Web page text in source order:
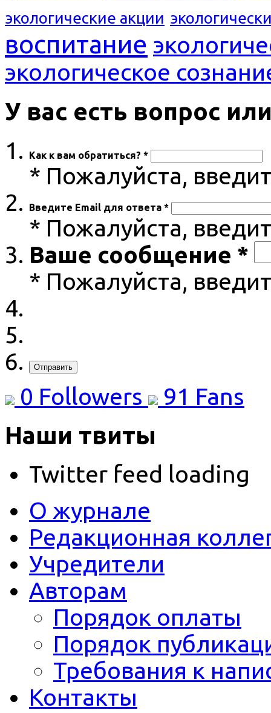
экологические акции
воспитание
экологическое
У вас есть вопрос
Как к вам обратиться? *
* Пожалуйста,
Введите Email для ответа *
* Пожалуйста,
Ваше сообщение *
* Пожалуйста,
Отправить
0 Followers 91 Fans
Наши твиты
Twitter feed loading
О журнале
Редакционная
Учредители
Авторам
Порядок оплаты
Порядок
Требования к
Контакты